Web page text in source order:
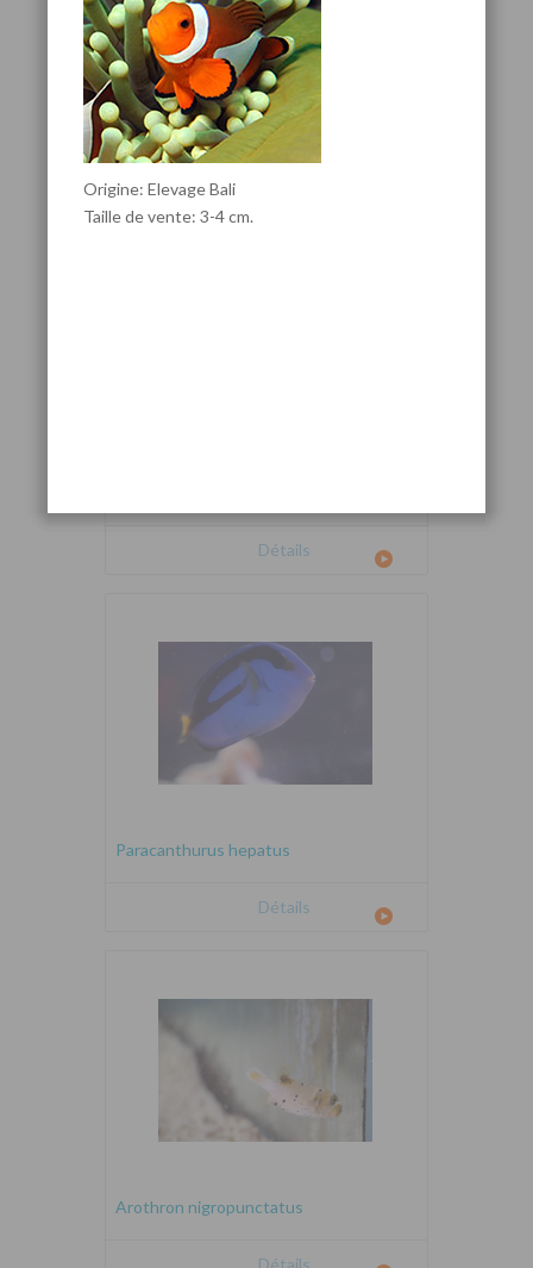
Canthigaster valentini
Détails
Paracanthurus hepatus
Détails
Arothron nigropunctatus
Détails
Origine: Elevage Bali
Taille de vente: 3-4 cm.